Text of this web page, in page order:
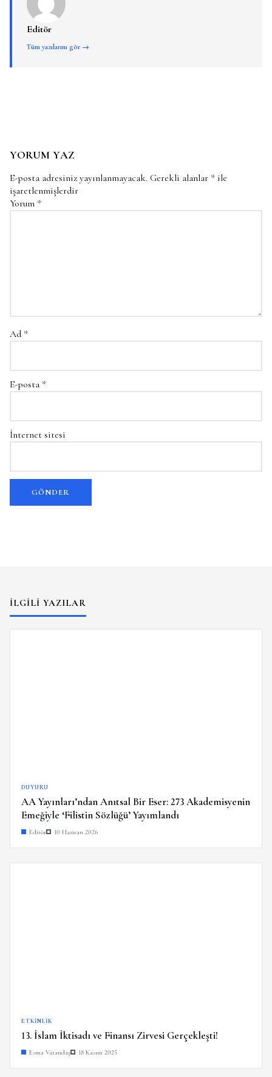
Editör
Tüm yazılarını gör →
YORUM YAZ
E-posta adresiniz yayınlanmayacak. Gerekli alanlar * ile
işaretlenmişlerdir
Yorum *
Ad *
E-posta *
İnternet sitesi
İLGILI YAZILAR
DUYURU
AA Yayınları’ndan Anıtsal Bir Eser: 273 Akademisyenin
Emeğiyle ‘Filistin Sözlüğü’ Yayımlandı
Editör 10 Haziran 2026
ETKINLIK
13. İslam İktisadı ve Finansı Zirvesi Gerçekleşti!
Esma Vatandaş 18 Kasım 2025